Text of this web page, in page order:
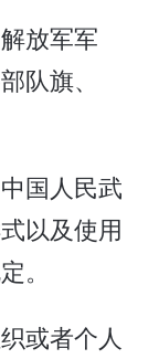
放军军
队旗、
国人民武
以及使用
。
或者个人